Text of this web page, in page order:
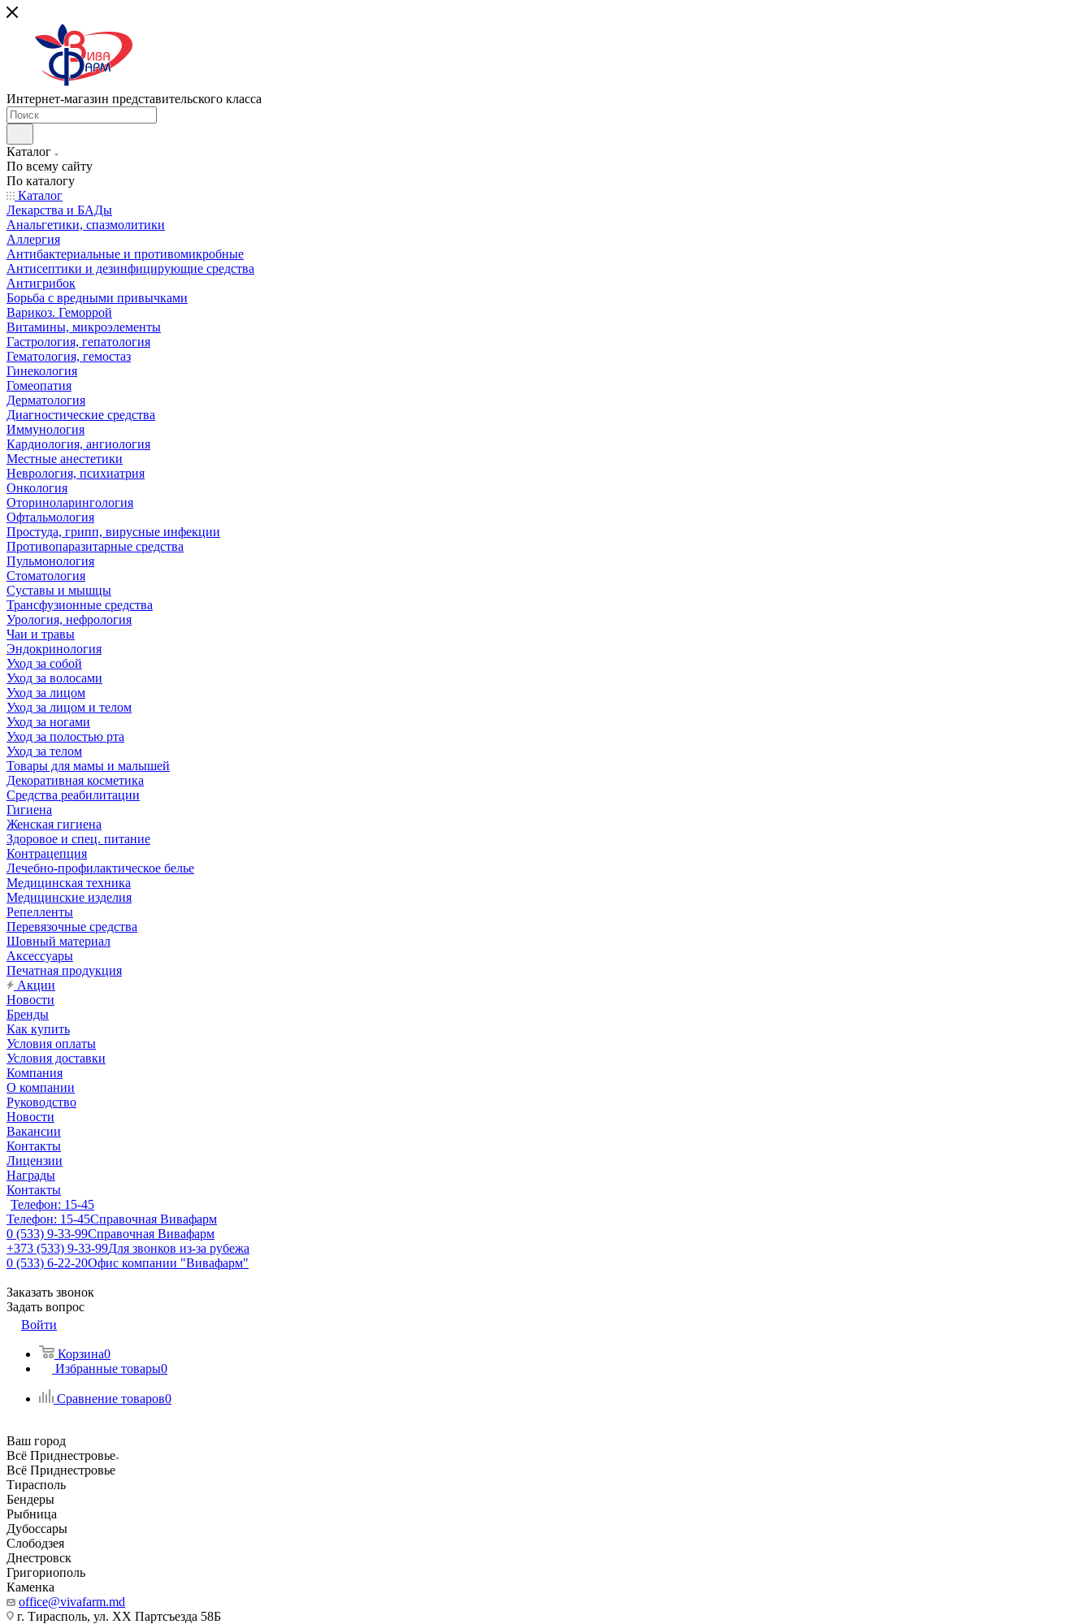
Интернет-магазин представительского класса
Каталог
По всему сайту
По каталогу
Каталог
Лекарства и БАДы
Анальгетики, спазмолитики
Аллергия
Антибактериальные и противомикробные
Антисептики и дезинфицирующие средства
Антигрибок
Борьба с вредными привычками
Варикоз. Геморрой
Витамины, микроэлементы
Гастрология, гепатология
Гематология, гемостаз
Гинекология
Гомеопатия
Дерматология
Диагностические средства
Иммунология
Кардиология, ангиология
Местные анестетики
Неврология, психиатрия
Онкология
Оториноларингология
Офтальмология
Простуда, грипп, вирусные инфекции
Противопаразитарные средства
Пульмонология
Стоматология
Суставы и мышцы
Трансфузионные средства
Урология, нефрология
Чаи и травы
Эндокринология
Уход за собой
Уход за волосами
Уход за лицом
Уход за лицом и телом
Уход за ногами
Уход за полостью рта
Уход за телом
Товары для мамы и малышей
Декоративная косметика
Средства реабилитации
Гигиена
Женская гигиена
Здоровое и спец. питание
Контрацепция
Лечебно-профилактическое белье
Медицинская техника
Медицинские изделия
Репелленты
Перевязочные средства
Шовный материал
Аксессуары
Печатная продукция
Акции
Новости
Бренды
Как купить
Условия оплаты
Условия доставки
Компания
О компании
Руководство
Новости
Вакансии
Контакты
Лицензии
Награды
Контакты
Телефон: 15-45
Телефон: 15-45Справочная Вивафарм
0 (533) 9-33-99Справочная Вивафарм
+373 (533) 9-33-99Для звонков из-за рубежа
0 (533) 6-22-20Офис компании "Вивафарм"
Заказать звонок
Задать вопрос
Войти
Корзина0
Избранные товары0
Сравнение товаров0
Ваш город
Всё Приднестровье
Всё Приднестровье
Тирасполь
Бендеры
Рыбница
Дубоссары
Слободзея
Днестровск
Григориополь
Каменка
office@vivafarm.md
г. Тирасполь, ул. ХХ Партсъезда 58Б